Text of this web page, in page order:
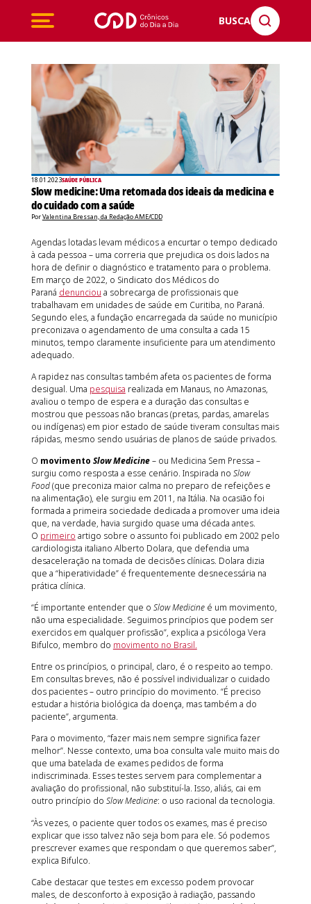
BUSCA
18.01.2023SAÚDE PÚBLICA
Slow medicine: Uma retomada dos ideais da medicina e
do cuidado com a saúde
PorValentina Bressan, da Redação AME/CDD
Agendas lotadas levam médicos a encurtar o tempo dedicado
à cada pessoa – uma correria que prejudica os dois lados na
hora de definir o diagnóstico e tratamento para o problema.
Em março de 2022, o Sindicato dos Médicos do
Paraná denunciou a sobrecarga de profissionais que
trabalhavam em unidades de saúde em Curitiba, no Paraná.
Segundo eles, a fundação encarregada da saúde no município
preconizava o agendamento de uma consulta a cada 15
minutos, tempo claramente insuficiente para um atendimento
adequado.
A rapidez nas consultas também afeta os pacientes de forma
desigual. Uma pesquisa realizada em Manaus, no Amazonas,
avaliou o tempo de espera e a duração das consultas e
mostrou que pessoas não brancas (pretas, pardas, amarelas
ou indígenas) em pior estado de saúde tiveram consultas mais
rápidas, mesmo sendo usuárias de planos de saúde privados.
O movimento Slow Medicine– ou Medicina Sem Pressa –
surgiu como resposta a esse cenário. Inspirada no Slow
Food(que preconiza maior calma no preparo de refeições e
na alimentação), ele surgiu em 2011, na Itália. Na ocasião foi
formada a primeira sociedade dedicada a promover uma ideia
que, na verdade, havia surgido quase uma década antes.
O primeiro artigo sobre o assunto foi publicado em 2002 pelo
cardiologista italiano Alberto Dolara, que defendia uma
desaceleração na tomada de decisões clínicas. Dolara dizia
que a “hiperatividade” é frequentemente desnecessária na
prática clínica.
“É importante entender que o Slow Medicine é um movimento,
não uma especialidade. Seguimos princípios que podem ser
exercidos em qualquer profissão”, explica a psicóloga Vera
Bifulco, membro do movimento no Brasil.
Entre os princípios, o principal, claro, é o respeito ao tempo.
Em consultas breves, não é possível individualizar o cuidado
dos pacientes – outro princípio do movimento. “É preciso
estudar a história biológica da doença, mas também a do
paciente”, argumenta.
Para o movimento, “fazer mais nem sempre significa fazer
melhor”. Nesse contexto, uma boa consulta vale muito mais do
que uma batelada de exames pedidos de forma
indiscriminada. Esses testes servem para complementar a
avaliação do profissional, não substituí-la. Isso, aliás, cai em
outro princípio do Slow Medicine: o uso racional da tecnologia.
“Às vezes, o paciente quer todos os exames, mas é preciso
explicar que isso talvez não seja bom para ele. Só podemos
prescrever exames que respondam o que queremos saber”,
explica Bifulco.
Cabe destacar que testes em excesso podem provocar
males, de desconforto à exposição à radiação, passando